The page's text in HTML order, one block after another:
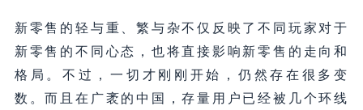
新零售的轻与重、繁与杂不仅反映了不同玩家对于
新零售的不同心态，也将直接影响新零售的走向和
格局。不过，一切才刚刚开始，仍然存在很多变
数。而且在广袤的中国，存量用户已经被几个环线